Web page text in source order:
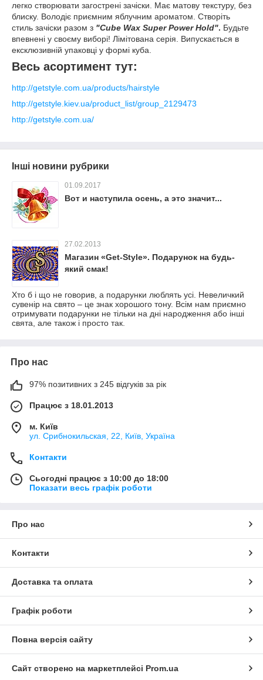
легко створювати загострені зачіски. Має матову текстуру, без
блиску. Володіє приємним яблучним ароматом. Створіть
стиль зачіски разом з "Cube Wax Super Power Hold". Будьте
впевнені у своєму виборі! Лімітована серія. Випускається в
ексклюзивній упаковці у формі куба.
Весь асортимент тут:
http://getstyle.com.ua/products/hairstyle
http://getstyle.kiev.ua/product_list/group_2129473
http://getstyle.com.ua/
Інші новини рубрики
01.09.2017
Вот и наступила осень, а это значит...
27.02.2013
Магазин «Get-Style». Подарунок на будь-
який смак!
Хто б і що не говорив, а подарунки люблять усі. Невеличкий
сувенір на свято – це знак хорошого тону. Всім нам приємно
отримувати подарунки не тільки на дні народження або інші
свята, але також і просто так.
Про нас
97% позитивних з 245 відгуків за рік
Працює з 18.01.2013
м. Київ
ул. Срибнокильская, 22, Київ, Україна
Контакти
Сьогодні працює з 10:00 до 18:00
Показати весь графік роботи
Про нас
Контакти
Доставка та оплата
Графік роботи
Повна версія сайту
Сайт створено на маркетплейсі Prom.ua